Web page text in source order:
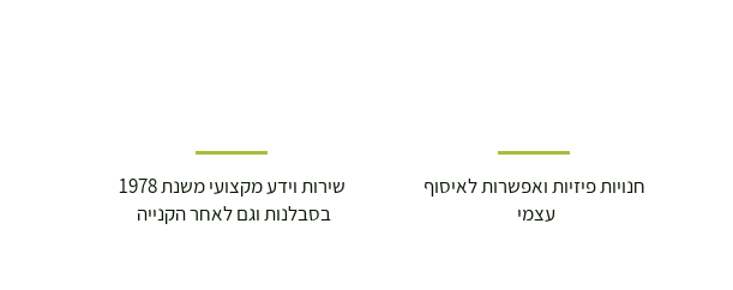
שירות וידע מקצועי משנת 1978
בסבלנות וגם לאחר הקנייה
חנויות פיזיות ואפשרות לאיסוף
עצמי